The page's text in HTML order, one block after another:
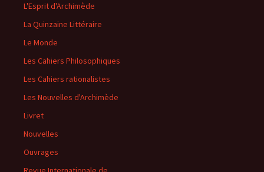
L'Esprit d'Archimède
La Quinzaine Littéraire
Le Monde
Les Cahiers Philosophiques
Les Cahiers rationalistes
Les Nouvelles d'Archimède
Livret
Nouvelles
Ouvrages